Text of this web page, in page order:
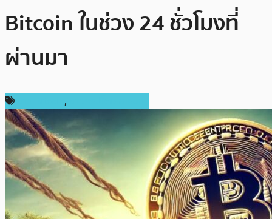
Bitcoin ในช่วง 24 ชั่วโมงที่
ผ่านมา
,